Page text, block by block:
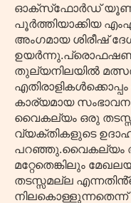
ഓക്‌സ്‌ഫോർഡ്
പൂർത്തിയാക്കിയ
അംഗമായ ശിരീഷ്
തുല്യനിലയിൽ
കാര്യമായ
വൈകല്യം ഒരു
വ്യക്തികളുടെ
പറഞ്ഞു.വൈകല്യം
മറ്റേതെങ്കിലും
തടസ്സമല്ല